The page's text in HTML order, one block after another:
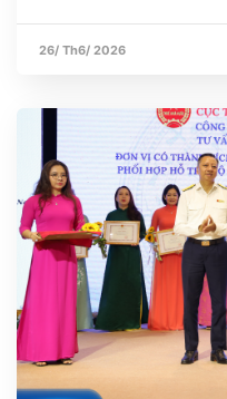
26/ Th6/ 2026